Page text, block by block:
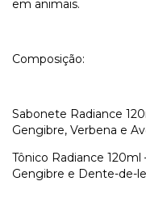
em animais.
Composição:
Sabonete Radiance
Gengibre, Verbena e
Tônico Radiance 120ml
Gengibre e Dente-de-